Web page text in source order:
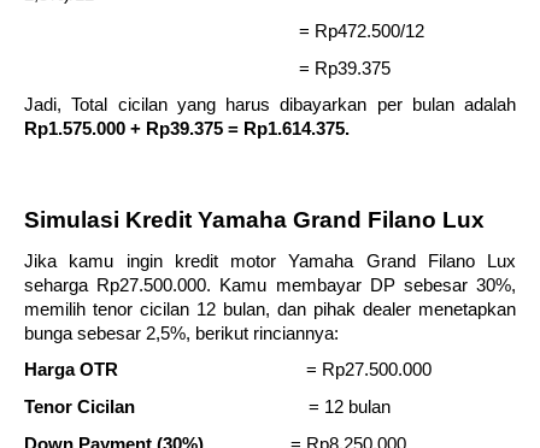
= Rp472.500/12
= Rp39.375
Rp1.575.000 + Rp39.375 = Rp1.614.375.
Simulasi Kredit Yamaha Grand Filano Lux
Jika kamu ingin kredit motor Yamaha Grand Filano Lux
seharga Rp27.500.000. Kamu membayar DP sebesar 30%,
memilih tenor cicilan 12 bulan, dan pihak dealer menetapkan
bunga sebesar 2,5%, berikut rinciannya:
Harga OTR
= Rp27.500.000
Tenor Cicilan
= 12 bulan
Down Payment (30%)
= Rp8.250.000